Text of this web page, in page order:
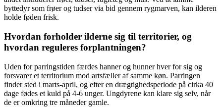
byttedyr som frøer og tudser via bid gennem rygmarven, kan ilderen
holde føden frisk.
Hvordan forholder ilderne sig til territorier, og
hvordan reguleres forplantningen?
Uden for parringstiden færdes hanner og hunner hver for sig og
forsvarer et territorium mod artsfæller af samme køn. Parringen
finder sted i marts-april, og efter en drægtighedsperiode på cirka 40
dage fødes et kuld på 4-6 unger. Ungdyrene kan klare sig selv, når
de er omkring tre måneder gamle.